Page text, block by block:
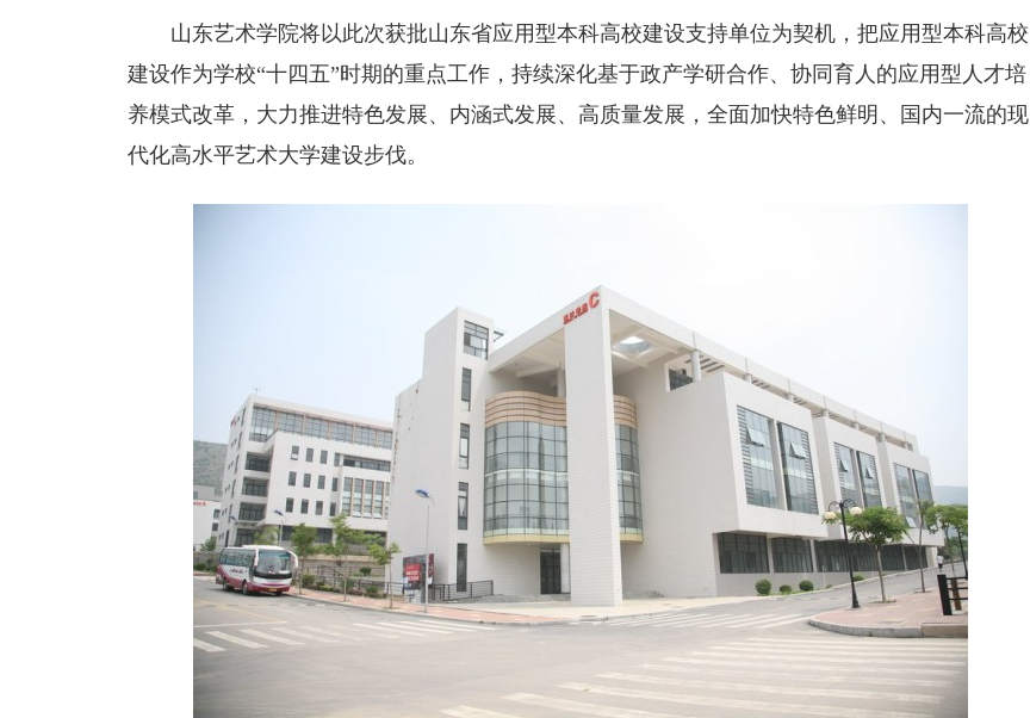
山东艺术学院将以此次获批山东省应用型本科高校建设支持单位为契机，把应用型本科高校
建设作为学校“十四五”时期的重点工作，持续深化基于政产学研合作、协同育人的应用型人才培
养模式改革，大力推进特色发展、内涵式发展、高质量发展，全面加快特色鲜明、国内一流的现
代化高水平艺术大学建设步伐。